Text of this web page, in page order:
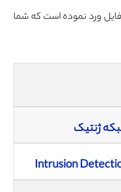
ورد نموده است که شما
ژنتیک
Intrusion